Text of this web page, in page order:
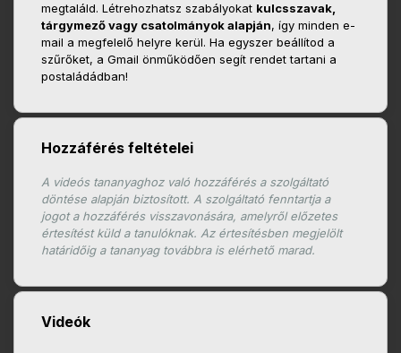
megtaláld. Létrehozhatsz szabályokat kulcsszavak,
tárgymező vagy csatolmányok alapján, így minden e-
mail a megfelelő helyre kerül. Ha egyszer beállítod a
szűrőket, a Gmail önműködően segít rendet tartani a
postaládádban!
Hozzáférés feltételei
A videós tananyaghoz való hozzáférés a szolgáltató
döntése alapján biztosított. A szolgáltató fenntartja a
jogot a hozzáférés visszavonására, amelyről előzetes
értesítést küld a tanulóknak. Az értesítésben megjelölt
határidőig a tananyag továbbra is elérhető marad.
Videók